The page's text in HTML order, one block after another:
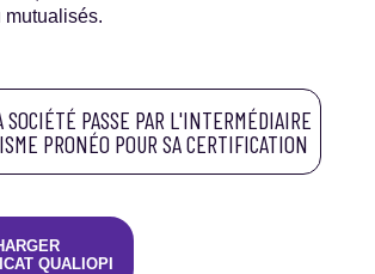
mutualisés.
SOCIÉTÉ PASSE PAR L'INTERMÉDIAIRE
PRONÉO POUR SA CERTIFICATION
QUALIOPI